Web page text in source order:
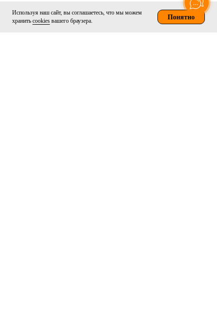
Используя наш сайт, вы соглашаетесь, что мы можем
хранить cookies вашего браузера.
Понятно